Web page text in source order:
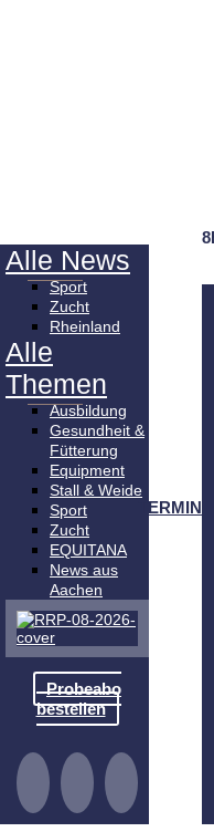
Alle News
Sport
Zucht
Rheinland
Alle
Themen
Ausbildung
Gesundheit &
Fütterung
Equipment
Stall & Weide
Sport
Zucht
EQUITANA
News aus
Aachen
Probeabo
bestellen
TERMINE